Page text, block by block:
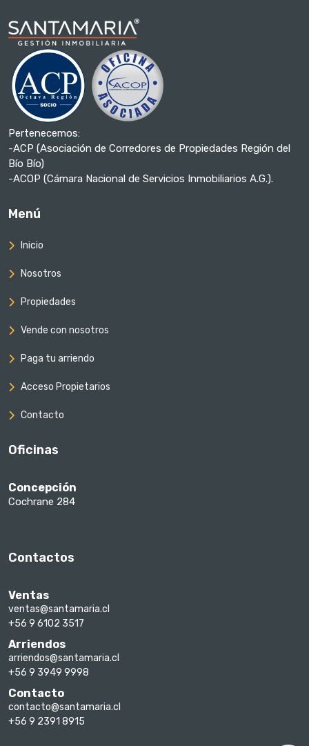
Pertenecemos:
-ACP (Asociación de Corredores de Propiedades Región del
Bío Bío)
-ACOP (Cámara Nacional de Servicios Inmobiliarios A.G.).
Menú
Inicio
Nosotros
Propiedades
Vende con nosotros
Paga tu arriendo
Acceso Propietarios
Contacto
Oficinas
Concepción
Cochrane 284
Contactos
Ventas
ventas@santamaria.cl
+56 9 6102 3517
Arriendos
arriendos@santamaria.cl
+56 9 3949 9998
Contacto
contacto@santamaria.cl
+56 9 2391 8915